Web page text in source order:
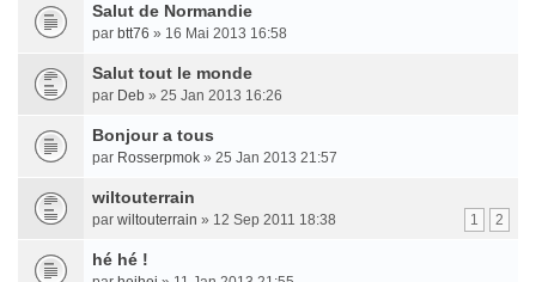
Salut de Normandie
par btt76 » 16 Mai 2013 16:58
Salut tout le monde
par Deb » 25 Jan 2013 16:26
Bonjour a tous
par Rosserpmok » 25 Jan 2013 21:57
wiltouterrain
1 2
par wiltouterrain » 12 Sep 2011 18:38
hé hé !